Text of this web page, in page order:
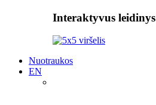
Interaktyvus leidinys
Nuotraukos
EN